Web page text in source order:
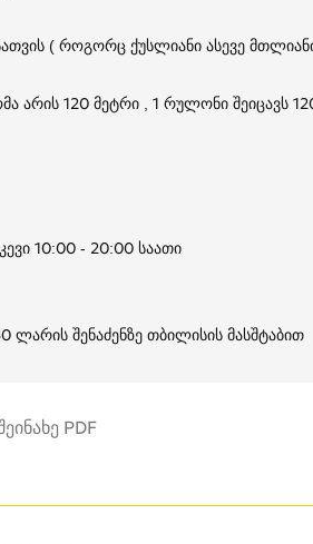
( როგორც ქუსლიანი ასევე
არის 120 მეტრი , 1 რულონი შეიცავს
10:00 - 20:00 საათი
ლარის შენაძენზე თბილისის მასშტაბით